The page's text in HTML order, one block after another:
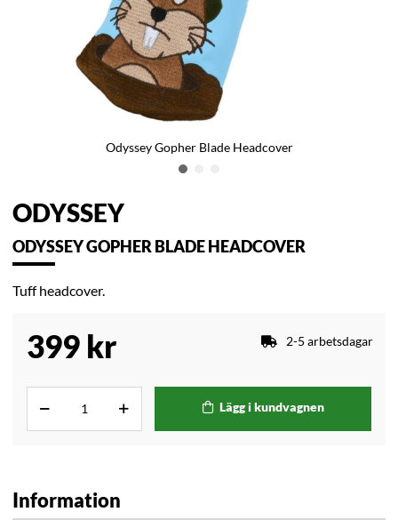
Odyssey Gopher Blade Headcover
ODYSSEY
ODYSSEY GOPHER BLADE HEADCOVER
Tuff headcover.
399 kr 2-5 arbetsdagar
Lägg i kundvagnen
Information